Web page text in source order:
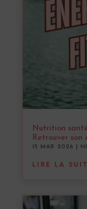
Nutrition
Retrouver
15 MAR 2026
LIRE LA